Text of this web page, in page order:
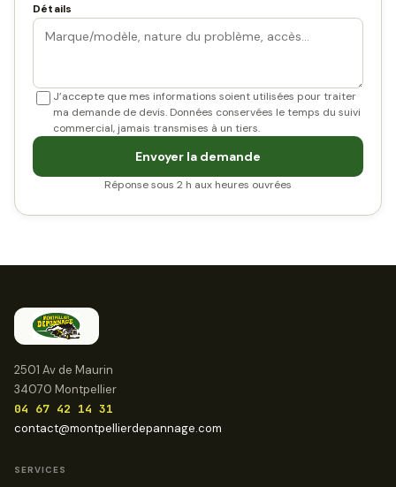
Détails
J’accepte que mes informations soient utilisées pour traiter
ma demande de devis. Données conservées le temps du suivi
commercial, jamais transmises à un tiers.
Envoyer la demande
Réponse sous 2 h aux heures ouvrées
2501 Av de Maurin
34070 Montpellier
04 67 42 14 31
contact@montpellierdepannage.com
SERVICES